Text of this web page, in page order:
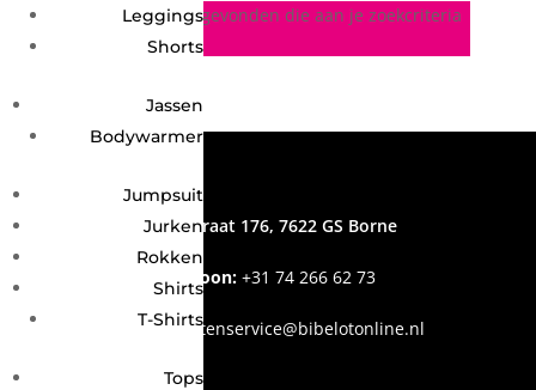
Leggings
Shorts
Jassen
Bodywarmer
Jumpsuit
Jurken
Rokken
Shirts
T-Shirts
Tops
Geen producten gevonden die aan je zoekcriteria
Grotestraat 176, 7622 GS Borne
Telefoon: +31 74 266 62 73
Email:klantenservice@bibelotonline.nl